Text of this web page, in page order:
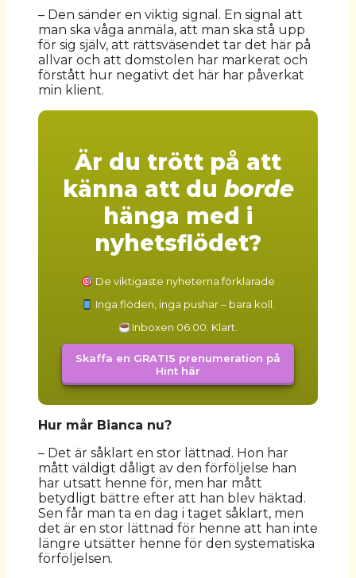
– Den sänder en viktig signal. En signal att
man ska våga anmäla, att man ska stå upp
för sig själv, att rättsväsendet tar det här på
allvar och att domstolen har markerat och
förstått hur negativt det här har påverkat
min klient.
Är du trött på att
känna att du borde
hänga med i
nyhetsflödet?
De viktigaste nyheterna förklarade
Inga flöden, inga pushar – bara koll.
Inboxen 06:00. Klart.
Skaffa en GRATIS prenumeration på
Hint här
Hur mår Bianca nu?
– Det är såklart en stor lättnad. Hon har
mått väldigt dåligt av den förföljelse han
har utsatt henne för, men har mått
betydligt bättre efter att han blev häktad.
Sen får man ta en dag i taget såklart, men
det är en stor lättnad för henne att han inte
längre utsätter henne för den systematiska
förföljelsen.